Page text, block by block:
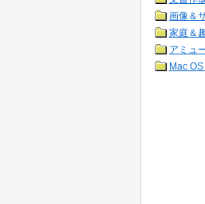
画像＆
家庭＆
アミュ
Mac